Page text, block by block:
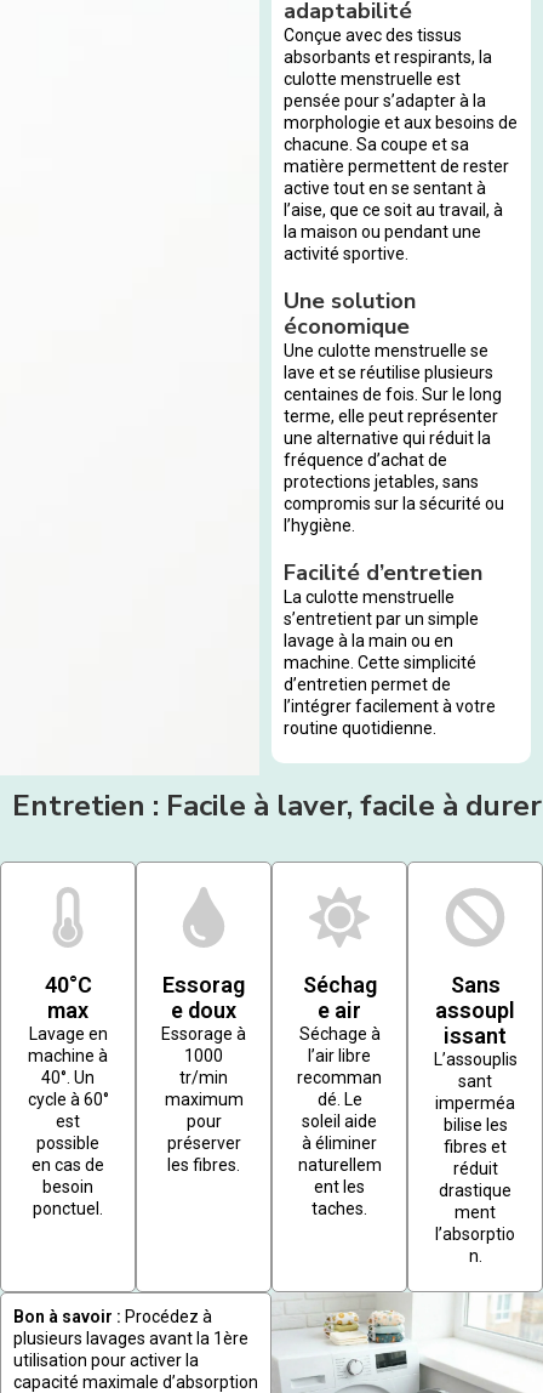
adaptabilité
Conçue avec des tissus
absorbants et respirants, la
culotte menstruelle est
pensée pour s’adapter à la
morphologie et aux besoins de
chacune. Sa coupe et sa
matière permettent de rester
active tout en se sentant à
l’aise, que ce soit au travail, à
la maison ou pendant une
activité sportive.
Une solution
économique
Une culotte menstruelle se
lave et se réutilise plusieurs
centaines de fois. Sur le long
terme, elle peut représenter
une alternative qui réduit la
fréquence d’achat de
protections jetables, sans
compromis sur la sécurité ou
l’hygiène.
Facilité d’entretien
La culotte menstruelle
s’entretient par un simple
lavage à la main ou en
machine. Cette simplicité
d’entretien permet de
l’intégrer facilement à votre
routine quotidienne.
Entretien : Facile à laver, facile à durer
40°C
max
Lavage en
machine à
40°. Un
cycle à 60°
est
possible
en cas de
besoin
ponctuel.
Essorag
e doux
Essorage à
1000
tr/min
maximum
pour
préserver
les fibres.
Séchag
e air
Séchage à
l’air libre
recomman
dé. Le
soleil aide
à éliminer
naturellem
ent les
taches.
Sans
assoupl
issant
L’assouplis
sant
imperméa
bilise les
fibres et
réduit
drastique
ment
l’absorptio
n.
Bon à savoir : Procédez à
plusieurs lavages avant la 1ère
utilisation pour activer la
capacité maximale d’absorption